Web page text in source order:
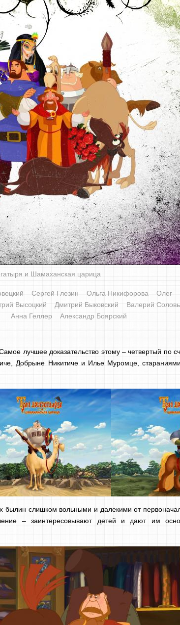
и Шамаханская царица
Сергей Глезин Ольга Никифорова
Олег
Высоцкий Дмитрий Быковский
Валерий
Анна Геллер
Александр Боярский
лучшее доказательство этому – четвертый по
Добрыне Никитиче и Илье Муромце,
былин слишком вольными и далекими от
– заинтересовывают детей и дают им